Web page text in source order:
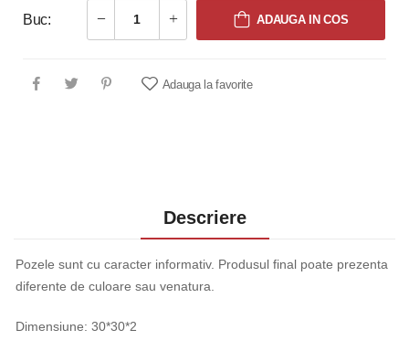
Buc: ADAUGA IN COS
Adauga la favorite
Descriere
Pozele sunt cu caracter informativ. Produsul final poate prezenta
diferente de culoare sau venatura.
Dimensiune: 30*30*2